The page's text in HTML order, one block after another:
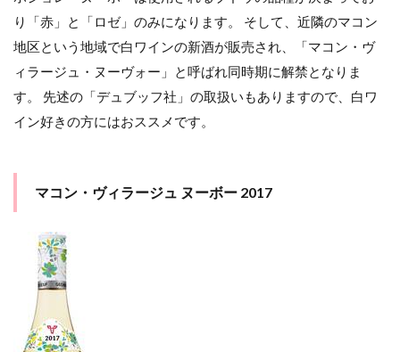
り「赤」と「ロゼ」のみになります。 そして、近隣のマコン
地区という地域で白ワインの新酒が販売され、「マコン・ヴ
ィラージュ・ヌーヴォー」と呼ばれ同時期に解禁となりま
す。 先述の「デュブッフ社」の取扱いもありますので、白ワ
イン好きの方にはおススメです。
マコン・ヴィラージュ ヌーボー 2017